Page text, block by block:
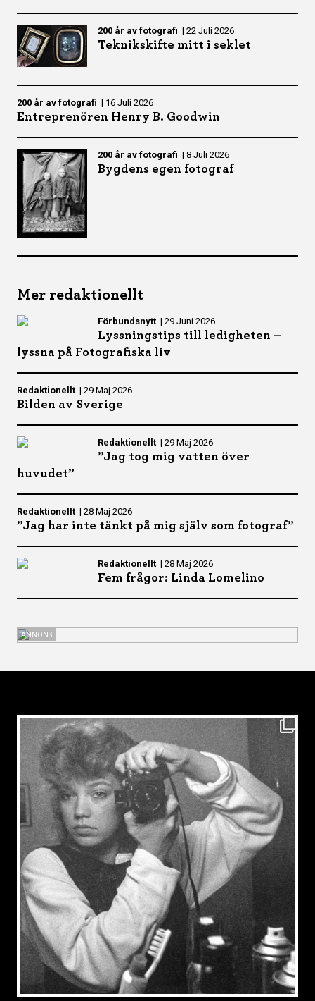
200 år av fotografi | 22 Juli 2026
Teknikskifte mitt i seklet
200 år av fotografi | 16 Juli 2026
Entreprenören Henry B. Goodwin
200 år av fotografi | 8 Juli 2026
Bygdens egen fotograf
Mer redaktionellt
Förbundsnytt | 29 Juni 2026
Lyssningstips till ledigheten –
lyssna på Fotografiska liv
Redaktionellt | 29 Maj 2026
Bilden av Sverige
Redaktionellt | 29 Maj 2026
”Jag tog mig vatten över
huvudet”
Redaktionellt | 28 Maj 2026
”Jag har inte tänkt på mig själv som fotograf”
Redaktionellt | 28 Maj 2026
Fem frågor: Linda Lomelino
ANNONS